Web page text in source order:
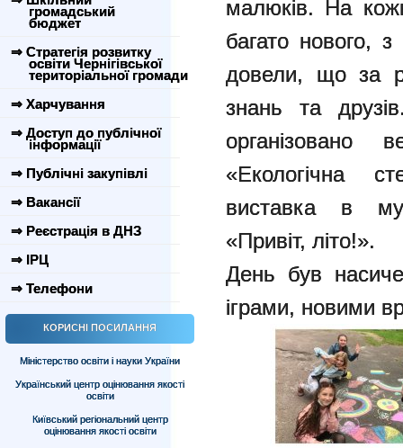
громадський
бюджет
⇒ Стратегія розвитку
освіти Чернігівської
територіальної громади
⇒ Харчування
⇒ Доступ до публічної
інформації
⇒ Публічні закупівлі
⇒ Вакансії
⇒ Реєстрація в ДНЗ
⇒ ІРЦ
⇒ Телефони
КОРИСНІ ПОСИЛАННЯ
Міністерство освіти і науки України
Український центр оцінювання якості
освіти
Київський регіональний центр
оцінювання якості освіти
малюків. На
багато нового,
довели, що за
знань та
організовано
«Екологічна
виставка в
«Привіт, літо!».
День був
іграми, новими